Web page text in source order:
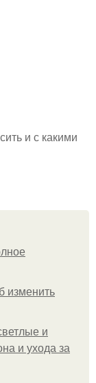
и с какими
изменить
и
и ухода за